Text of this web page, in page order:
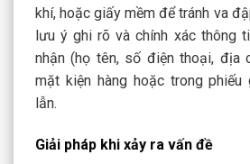
khí, hoặc giấy mềm để tránh va
lưu ý ghi rõ và chính xác thông
nhận (họ tên, số điện thoại, địa
mặt kiện hàng hoặc trong
lẫn.
Giải pháp khi xảy ra vấn đề